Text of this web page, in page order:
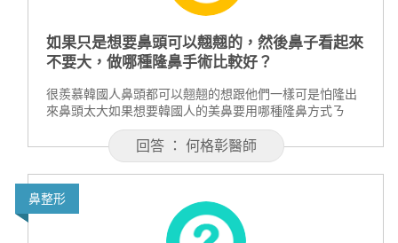
如果只是想要鼻頭可以翹翹的，然後鼻子看起來
不要大，做哪種隆鼻手術比較好？
很羨慕韓國人鼻頭都可以翹翹的想跟他們一樣可是怕隆出
來鼻頭太大如果想要韓國人的美鼻要用哪種隆鼻方式ㄋ
回答 ： 何格彰醫師
鼻整形